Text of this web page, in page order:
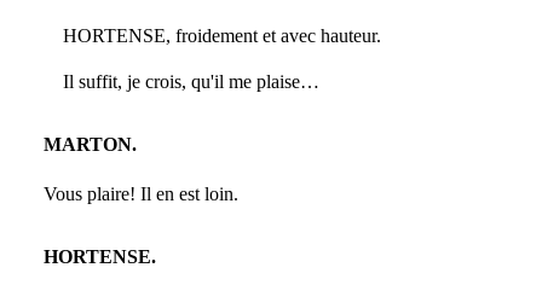
HORTENSE, froidement et avec hauteur.
Il suffit, je crois, qu'il me plaise…
MARTON.
Vous plaire! Il en est loin.
HORTENSE.